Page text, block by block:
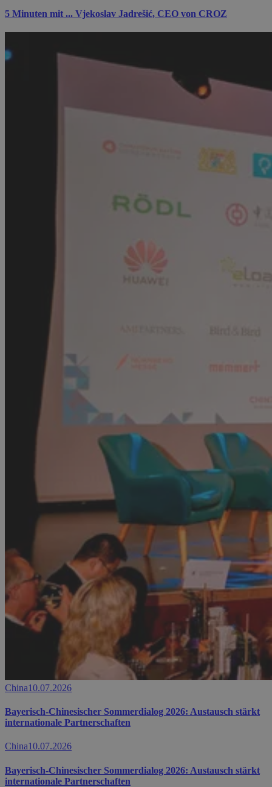
5 Minuten mit ... Vjekoslav Jadrešić, CEO von CROZ
China10.07.2026
Bayerisch-Chinesischer Sommerdialog 2026: Austausch stärkt
internationale Partnerschaften
China10.07.2026
Bayerisch-Chinesischer Sommerdialog 2026: Austausch stärkt
internationale Partnerschaften